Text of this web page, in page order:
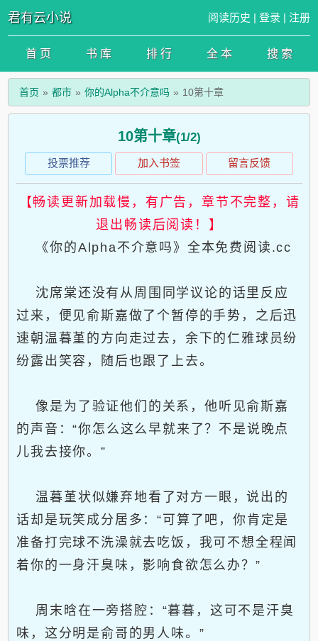
君有云小说 阅读历史 | 登录 | 注册
首 页 书 库 排 行 全 本 搜 索
首页 都市 你的Alpha不介意吗 10第十章
10第十章(1/2)
投票推荐 加入书签 留言反馈
【畅读更新加载慢，有广告，章节不完整，请
退出畅读后阅读！】
《你的Alpha不介意吗》全本免费阅读.cc
沈席棠还没有从周围同学议论的话里反应
过来，便见俞斯嘉做了个暂停的手势，之后迅
速朝温暮堇的方向走过去，余下的仁雅球员纷
纷露出笑容，随后也跟了上去。
像是为了验证他们的关系，他听见俞斯嘉
的声音：“你怎么这么早就来了？不是说晚点
儿我去接你。”
温暮堇状似嫌弃地看了对方一眼，说出的
话却是玩笑成分居多：“可算了吧，你肯定是
准备打完球不洗澡就去吃饭，我可不想全程闻
着你的一身汗臭味，影响食欲怎么办？”
周末晗在一旁搭腔：“暮暮，这可不是汗臭
味，这分明是俞哥的男人味。”